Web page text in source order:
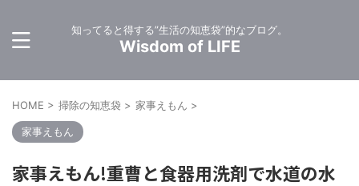
知ってると得する”生活の知恵袋”的なブログ。
Wisdom of LIFE
HOME > 掃除の知恵袋 > 家事えもん >
家事えもん
家事えもん!重曹と食器用洗剤で水道の水